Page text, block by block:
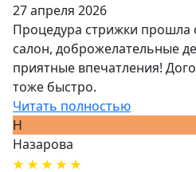
27 апреля 2026
Процедура стрижки прошла
салон, доброжелательные
приятные впечатления!
тоже быстро.
Читать полностью
Н
Назарова